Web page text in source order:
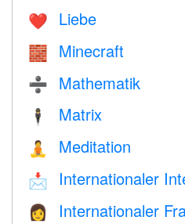
❤️️ Liebe
🧱 Minecraft
➗ Mathematik
🕴️ Matrix
🧘 Meditation
📩 Internationaler
👩 Internationaler